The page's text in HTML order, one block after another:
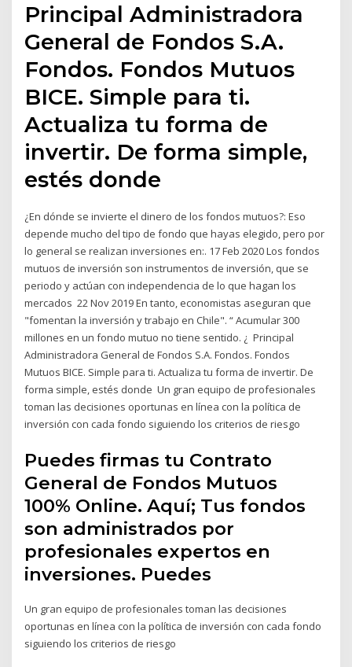
Principal Administradora
General de Fondos S.A.
Fondos. Fondos Mutuos
BICE. Simple para ti.
Actualiza tu forma de
invertir. De forma simple,
estés donde
¿En dónde se invierte el dinero de los fondos mutuos?: Eso
depende mucho del tipo de fondo que hayas elegido, pero por
lo general se realizan inversiones en:. 17 Feb 2020 Los fondos
mutuos de inversión son instrumentos de inversión, que se
periodo y actúan con independencia de lo que hagan los
mercados 22 Nov 2019 En tanto, economistas aseguran que
"fomentan la inversión y trabajo en Chile". “ Acumular 300
millones en un fondo mutuo no tiene sentido. ¿ Principal
Administradora General de Fondos S.A. Fondos. Fondos
Mutuos BICE. Simple para ti. Actualiza tu forma de invertir. De
forma simple, estés donde Un gran equipo de profesionales
toman las decisiones oportunas en línea con la política de
inversión con cada fondo siguiendo los criterios de riesgo
Puedes firmas tu Contrato
General de Fondos Mutuos
100% Online. Aquí; Tus fondos
son administrados por
profesionales expertos en
inversiones. Puedes
Un gran equipo de profesionales toman las decisiones
oportunas en línea con la política de inversión con cada fondo
siguiendo los criterios de riesgo